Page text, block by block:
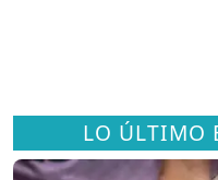
LO ÚLTIMO